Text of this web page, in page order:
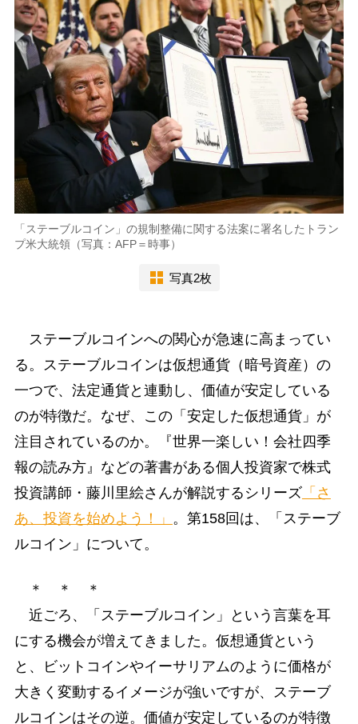
「ステーブルコイン」の規制整備に関する法案に署名したトラン
プ米大統領（写真：AFP＝時事）
写真2枚
ステーブルコインへの関心が急速に高まってい
る。ステーブルコインは仮想通貨（暗号資産）の
一つで、法定通貨と連動し、価値が安定している
のが特徴だ。なぜ、この「安定した仮想通貨」が
注目されているのか。『世界一楽しい！会社四季
報の読み方』などの著書がある個人投資家で株式
投資講師・藤川里絵さんが解説するシリーズ「さ
あ、投資を始めよう！」 。第158回は、「ステーブ
ルコイン」について。
＊ ＊ ＊
近ごろ、「ステーブルコイン」という言葉を耳
にする機会が増えてきました。仮想通貨という
と、ビットコインやイーサリアムのように価格が
大きく変動するイメージが強いですが、ステーブ
ルコインはその逆。価値が安定しているのが特徴